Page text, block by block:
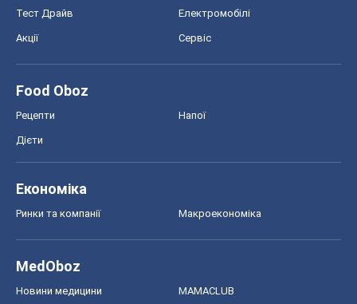
Тест Драйв Електромобілі
Акції Сервіс
Food Oboz
Рецепти Напої
Дієти
Економіка
Ринки та компанії Макроекономіка
MedOboz
Новини медицини MAMACLUB